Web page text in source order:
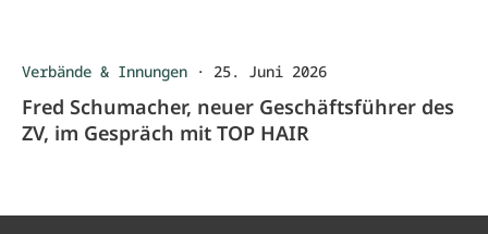
Verbände & Innungen · 25. Juni 2026
Fred Schumacher, neuer Geschäftsführer des
ZV, im Gespräch mit TOP HAIR